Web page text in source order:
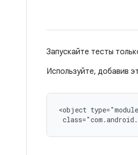
Запускайте тесты
Используйте, добавив
<object